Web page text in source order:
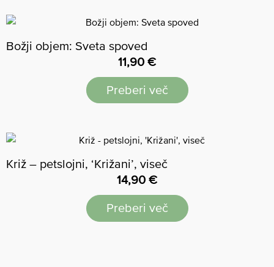
Božji objem: Sveta spoved
11,90 €
Preberi več
Križ – petslojni, ‘Križani’, viseč
14,90 €
Preberi več